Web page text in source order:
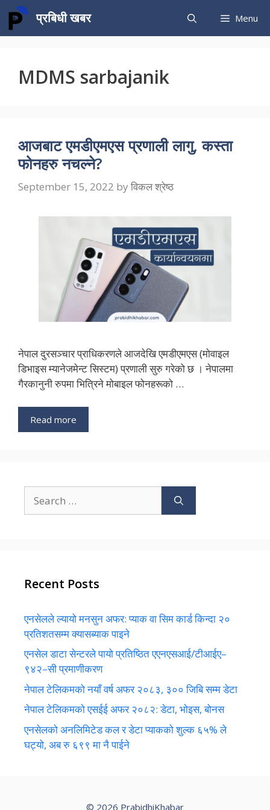
Skip
content
प्रबिधी खबर Menu
MDMS sarbajanik
आजबाट एमडीएमएस प्रणाली लागु, कस्ता
फोनहरु नचल्ने?
September 15, 2022 by विकल श्रेष्ठ
नेपाल दुरसञ्चार प्राधिकरणले आजदेखि एमडीएमएस (मोवाइल
डिभाइस म्यानेजमेन्ट सिस्टम) प्रणाली सुरु गरेको छ । नेपालमा
गैरकानुनी रुपमा भित्रिने मोबाइल फोनहरूको …
Read more
for:
Recent Posts
एनसेलले ल्यायो मनसुन अफर: प्याक वा सिम कार्ड किन्दा २०
प्रतिशतसम्म क्यासब्याक पाइने
एनसेल डाटा सेन्टरले पायो प्रतिष्ठित एएनएसआई/टीआईए–
९४२–सी प्रमाणीकरण
नेपाल टेलिकमको नयाँ वर्ष अफर २०८३, ३०० जिबि सम्म डेटा
नेपाल टेलिकमको एसईई अफर २०८२: डेटा, भोइस, बोनस
एनसेलको अनलिमिटेड कल र डेटा प्याकको शुल्क ६५% ले
घट्यो, अब रु ६९९ मा नै पाईने
© 2026 PrabidhiKhabar